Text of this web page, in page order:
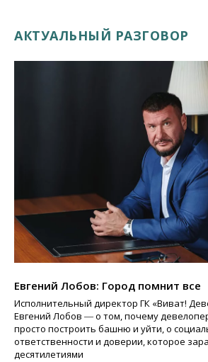
АКТУАЛЬНЫЙ РАЗГОВОР
Евгений Лобов: Город помнит все
Исполнительный директор ГК «Виват!
Евгений Лобов ― о том, почему
просто построить башню и уйти, о
ответственности и доверии, которое
десятилетиями